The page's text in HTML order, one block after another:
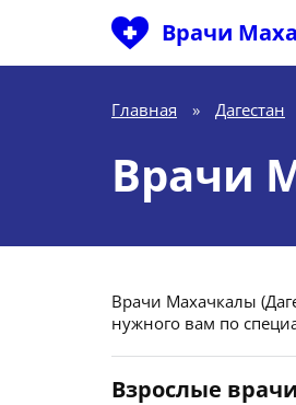
Врачи
Главная » Дагестан
Врачи
Врачи Махачкалы
нужного вам по
Взрослые врачи